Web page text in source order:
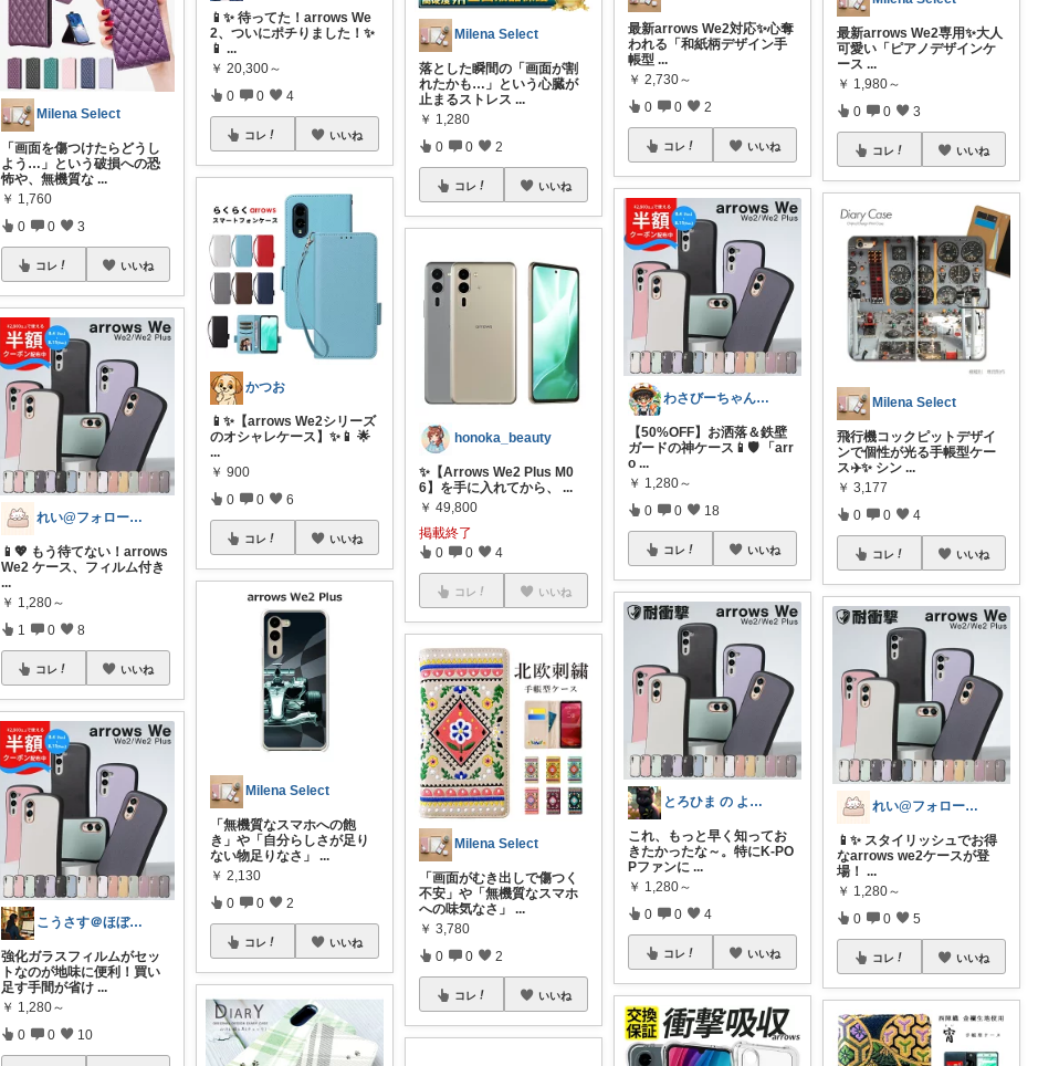
Milena Select
「画面を傷つけたらどうし
よう…」という破損への恐
怖や、無機質な ...
￥ 1,760
0 0 3
コレ いいね
れい@フォロー＆経由購入感謝です♪
📱💖 もう待てない！arrows
We2 ケース、フィルム付き
...
￥ 1,280～
1 0 8
コレ いいね
こうさす＠ほぼ毎日更新
強化ガラスフィルムがセッ
トなのが地味に便利！買い
足す手間が省け ...
￥ 1,280～
0 0 10
📱✨ 待ってた！arrows We
2、ついにポチりました！✨
📱 ...
￥ 20,300～
0 0 4
コレ いいね
かつお
📱✨【arrows We2シリーズ
のオシャレケース】✨📱 🌟
...
￥ 900
0 0 6
コレ いいね
Milena Select
「無機質なスマホへの飽
き」や「自分らしさが足り
ない物足りなさ」
...
￥ 2,130
0 0 2
コレ いいね
Milena Select
落とした瞬間の「画面が割
れたかも…」という心臓が
止まるストレス ...
￥ 1,280
0 0 2
コレ いいね
honoka_beauty
✨【Arrows We2 Plus M0
6】を手に入れてから、
...
￥ 49,800
掲載終了
0 0 4
コレ いいね
Milena Select
「画面がむき出しで傷つく
不安」や「無機質なスマホ
への味気なさ」
...
￥ 3,780
0 0 2
コレ いいね
最新arrows We2対応✨心奪
われる「和紙柄デザイン手
帳型 ...
￥ 2,730～
0 0 2
コレ いいね
わさびーちゃん✈️旅行好きサラリーマン
【50%OFF】お洒落＆鉄壁
ガードの神ケース📱🛡️ 「arr
o ...
￥ 1,280～
0 0 18
コレ いいね
とろひま の よろず屋～お得な商品たち～
これ、もっと早く知ってお
きたかったな～。特にK-PO
Pファンに ...
￥ 1,280～
0 0 4
コレ いいね
最新arrows We2専用✨大人
可愛い「ピアノデザインケ
ース ...
￥ 1,980～
0 0 3
コレ いいね
Milena Select
飛行機コックピットデザイ
ンで個性が光る手帳型ケー
ス✈️✨ シン ...
￥ 3,177
0 0 4
コレ いいね
れい@フォロー＆経由購入感謝です♪
📱✨ スタイリッシュでお得
なarrows we2ケースが登
場！ ...
￥ 1,280～
0 0 5
コレ いいね